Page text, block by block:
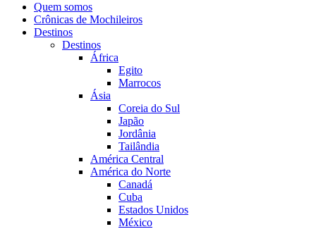
Quem somos
Crônicas de Mochileiros
Destinos
Destinos
África
Egito
Marrocos
Ásia
Coreia do Sul
Japão
Jordânia
Tailândia
América Central
América do Norte
Canadá
Cuba
Estados Unidos
México